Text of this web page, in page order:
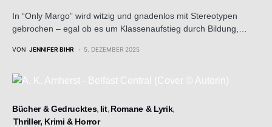
In “Only Margo” wird witzig und gnadenlos mit Stereotypen
gebrochen – egal ob es um Klassenaufstieg durch Bildung,…
VON JENNIFER BIHR 5. DEZEMBER 2025
Bücher & Gedrucktes lit Romane & Lyrik
Thriller, Krimi & Horror